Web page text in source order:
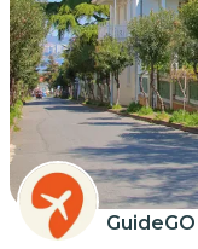
GuideGO